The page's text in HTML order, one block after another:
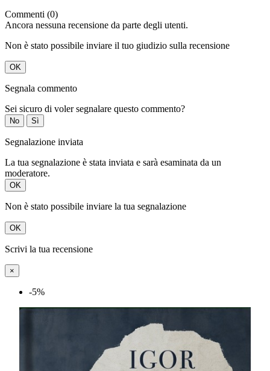
Commenti (0)
Ancora nessuna recensione da parte degli utenti.
Non è stato possibile inviare il tuo giudizio sulla recensione
OK
Segnala commento
Sei sicuro di voler segnalare questo commento?
No Sì
Segnalazione inviata
La tua segnalazione è stata inviata e sarà esaminata da un
moderatore.
OK
Non è stato possibile inviare la tua segnalazione
OK
Scrivi la tua recensione
×
-5%